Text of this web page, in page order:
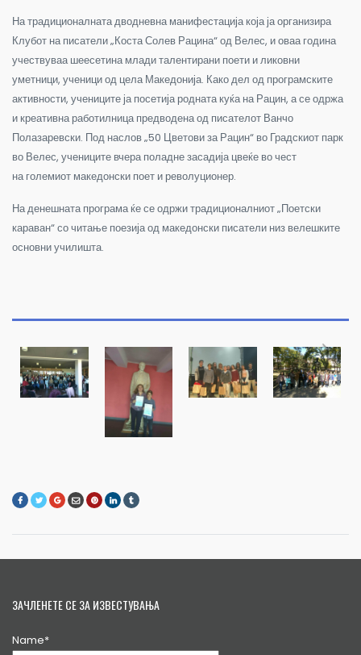
На традиционалната дводневна манифестација која ја организира
Клубот на писатели „Коста Солев Рацина“ од Велес, и оваа година
учествуваа шеесетина млади талентирани поети и ликовни
уметници, ученици од цела Македонија. Како дел од програмските
активности, учениците ја посетија родната куќа на Рацин, а се одржа
и креативна работилница предводена од писателот Ванчо
Полазаревски. Под наслов „50 Цветови за Рацин“ во Градскиот парк
во Велес, учениците вчера поладне засадија цвеќе во чест
на големиот македонски поет и револуционер.
На денешната програма ќе се одржи традиционалниот „Поетски
караван“ со читање поезија од македонски писатели низ велешките
основни училишта.
ЗАЧЛЕНЕТЕ СЕ ЗА ИЗВЕСТУВАЊА
Name*